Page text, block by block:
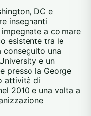
DC e
insegnanti
a colmare
esistente tra le
conseguito una
e un
presso la George
attività di
2010 e una volta a